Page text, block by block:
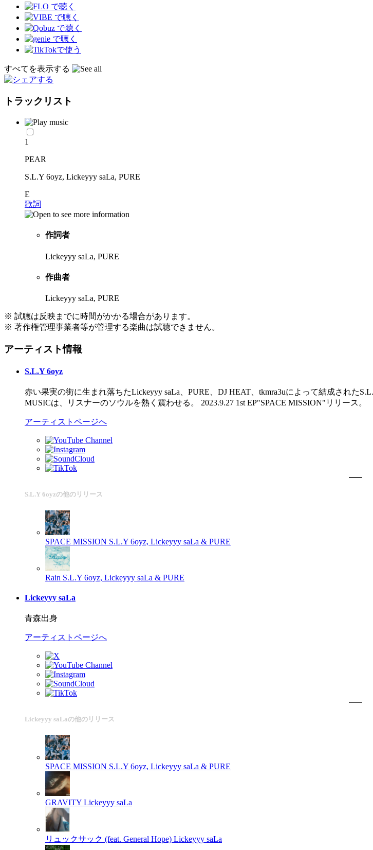
すべてを表示する
トラックリスト
1
PEAR
S.L.Y 6oyz, Lickeyyy saLa, PURE
E
歌詞
作詞者
Lickeyyy saLa, PURE
作曲者
Lickeyyy saLa, PURE
※ 試聴は反映までに時間がかかる場合があります。
※ 著作権管理事業者等が管理する楽曲は試聴できません。
アーティスト情報
S.L.Y 6oyz
赤い果実の街に生まれ落ちたLickeyyy saLa、PURE、DJ HEAT、tkmra3uによって結成された
MUSICは、リスナーのソウルを熱く震わせる。 2023.9.27 1st EP"SPACE MISSION"リリース。
アーティストページへ
S.L.Y 6oyzの他のリリース
SPACE MISSION S.L.Y 6oyz, Lickeyyy saLa & PURE
Rain S.L.Y 6oyz, Lickeyyy saLa & PURE
Lickeyyy saLa
青森出身
アーティストページへ
Lickeyyy saLaの他のリリース
SPACE MISSION S.L.Y 6oyz, Lickeyyy saLa & PURE
GRAVITY Lickeyyy saLa
リュックサック (feat. General Hope) Lickeyyy saLa